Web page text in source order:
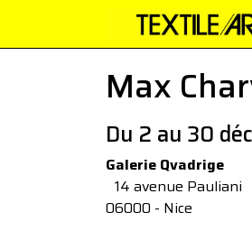
Max
Du 2 au 30
Galerie Qvadrige
14 avenue Pauliani
06000 - Nice